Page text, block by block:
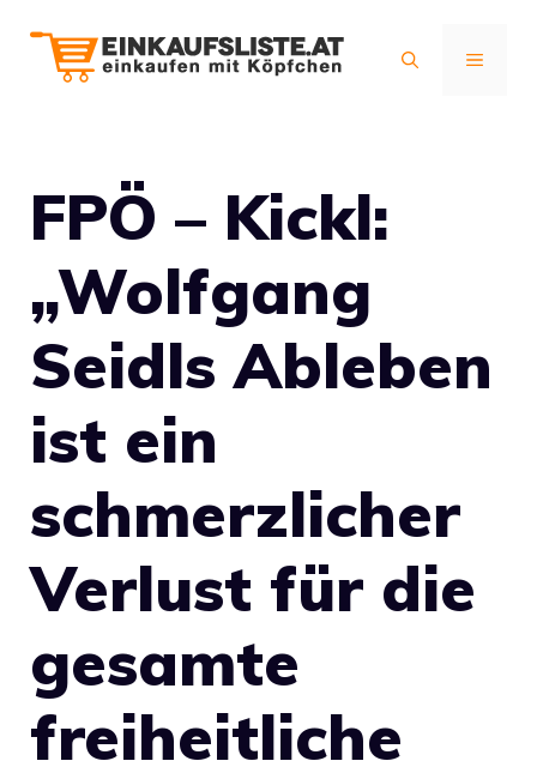
Inhalt
MENÜ
FPÖ – Kickl:
„Wolfgang
Seidls Ableben
ist ein
schmerzlicher
Verlust für die
gesamte
freiheitliche